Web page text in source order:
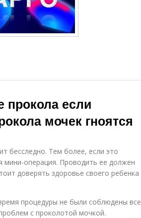
прокола если
мочек гноятся
бесследно. Тем более, если это
мини-операция. Проводить ее должен
доверять здоровье своего ребенка
процедуры не были соблюдены все
с проколотой мочкой.